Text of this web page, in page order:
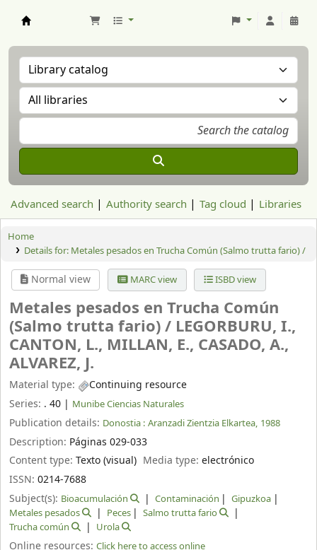
Advanced search Authority search Tag cloud Libraries
Home
Details for: Metales pesados en Trucha Común (Salmo trutta fario) /
Normal view MARC view ISBD view
Metales pesados en Trucha Común
(Salmo trutta fario) / LEGORBURU, I.,
CANTON, L., MILLAN, E., CASADO, A.,
ALVAREZ, J.
Material type:
Continuing resource
Series: . 40 | Munibe Ciencias Naturales
Publication details: Donostia : Aranzadi Zientzia Elkartea, 1988
Description: Páginas 029-033
Content type: Texto (visual) Media type:electrónico
ISSN: 0214-7688
Subject(s): Bioacumulación Contaminación
Gipuzkoa
Metales pesados
Peces
Salmo trutta fario
Trucha común
Urola
Online resources: Click here to access online